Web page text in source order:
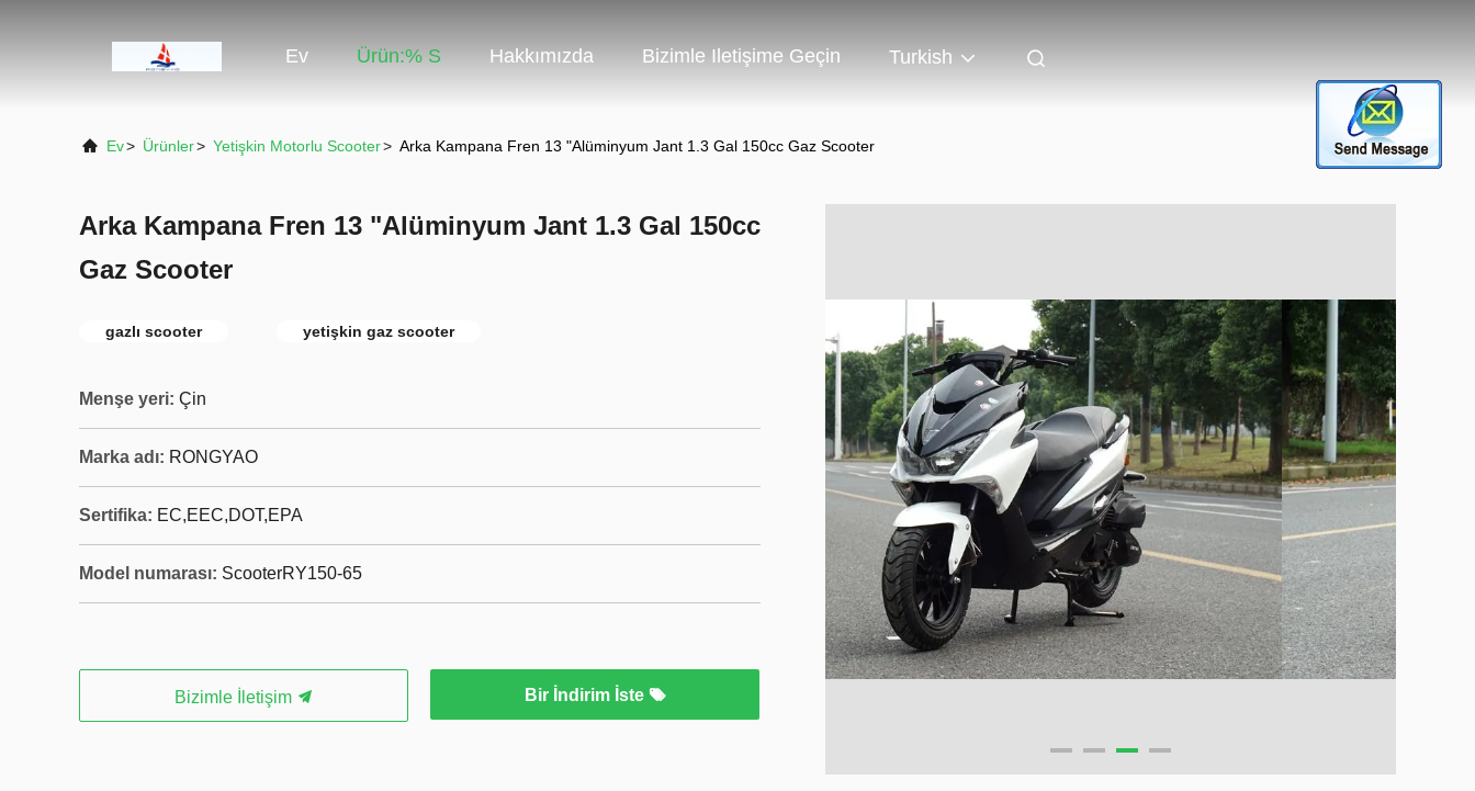
Ev Ürün:% S Hakkımızda Bizimle Iletişime Geçin Turkish
Ev> Ürünler> Yetişkin Motorlu Scooter> Arka Kampana Fren 13 "Alüminyum Jant 1.3 Gal 150cc Gaz Scooter
Arka Kampana Fren 13 "Alüminyum Jant 1.3 Gal 150cc
Gaz Scooter
gazlı scooter yetişkin gaz scooter
Menşe yeri: Çin
Marka adı: RONGYAO
Sertifika: EC,EEC,DOT,EPA
Model numarası: ScooterRY150-65
Bizimle İletişim Bir İndirim İste